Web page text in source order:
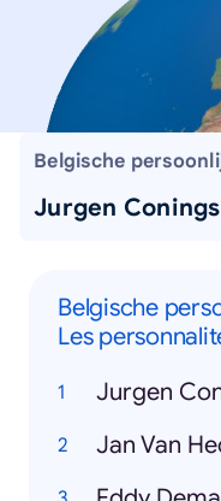
Belgische
Jurgen Conings
Belgische
Les
Jurgen
Jan Van